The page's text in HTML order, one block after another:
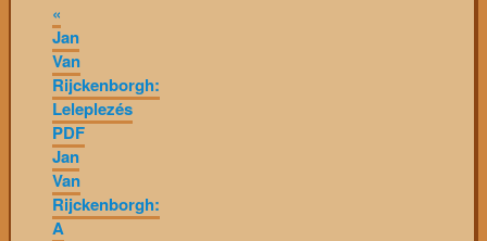
«
Jan
Van
Rijckenborgh:
Leleplezés
PDF
Jan
Van
Rijckenborgh:
A